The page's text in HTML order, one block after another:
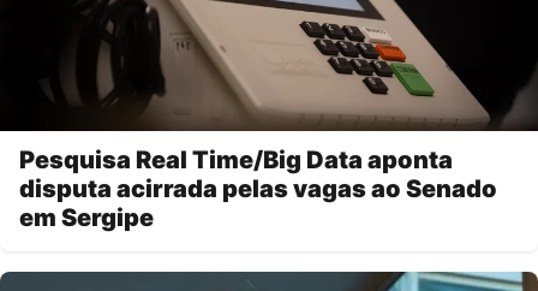
Pesquisa Real Time/Big Data aponta
disputa acirrada pelas vagas ao Senado
em Sergipe